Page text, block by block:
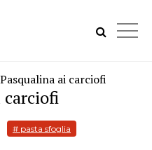
ai carciofi
carciofi
# pasta sfoglia